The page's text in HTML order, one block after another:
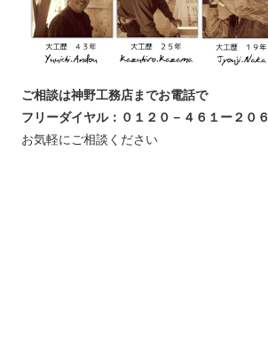
ご相談は神野工務店までお電話で
フリーダイヤル：０１２０－４６１ー２０６
お気軽にご相談ください